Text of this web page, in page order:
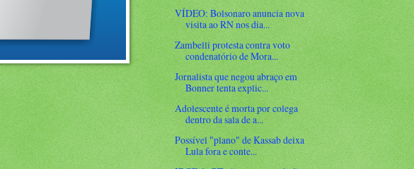
VÍDEO: Bolsonaro anuncia nova
visita ao RN nos dia...
Zambelli protesta contra voto
condenatório de Mora...
Jornalista que negou abraço em
Bonner tenta explic...
Adolescente é morta por colega
dentro da sala de a...
Possível "plano" de Kassab deixa
Lula fora e conte...